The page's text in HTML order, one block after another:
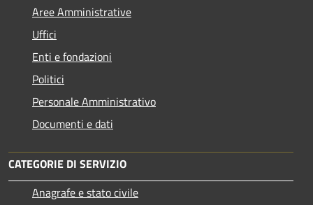
Aree Amministrative
Uffici
Enti e fondazioni
Politici
Personale Amministrativo
Documenti e dati
CATEGORIE DI SERVIZIO
Anagrafe e stato civile